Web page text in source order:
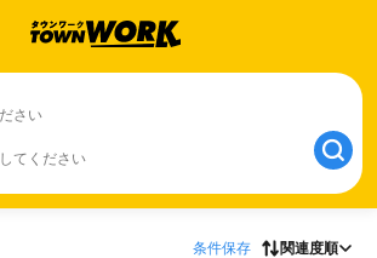
さい
てください
条件保存 関連度順